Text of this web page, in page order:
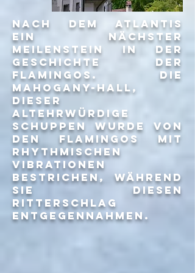
Nach dem atlantis
ein nächster
meilenstein in der
geschichte der
flamingos. die
mahogany-hall,
dieser
altehrwürdige
schuppen wurde von
den flamingos mit
rhythmischen
vibrationen
bestrichen, während
sie diesen
ritterschlag
entgegennahmen.